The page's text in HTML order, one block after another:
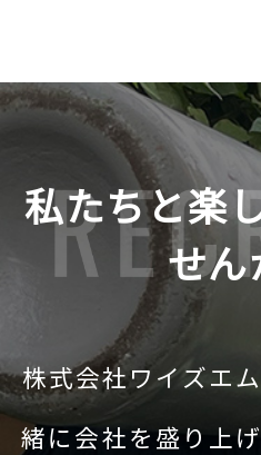
私たちと楽
せ
株式会社ワイズエ
緒に会社を盛り上